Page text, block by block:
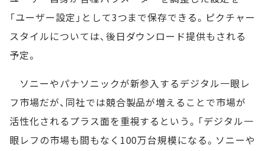
「ユーザー設定」として3つまで保存できる。ピクチャー
スタイルについては、後日ダウンロード提供もされる
予定。
ソニーやパナソニックが新参入するデジタル一眼レ
フ市場だが、同社では競合製品が増えることで市場が
活性化されるプラス面を重視するという。「デジタル一
眼レフの市場も間もなく100万台規模になる。ソニーや